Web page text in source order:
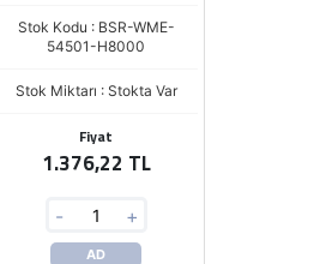
Stok Kodu : BSR-WME-
54501-H8000
Stok Miktarı : Stokta Var
Fiyat
1.376,22 TL
- +
AD